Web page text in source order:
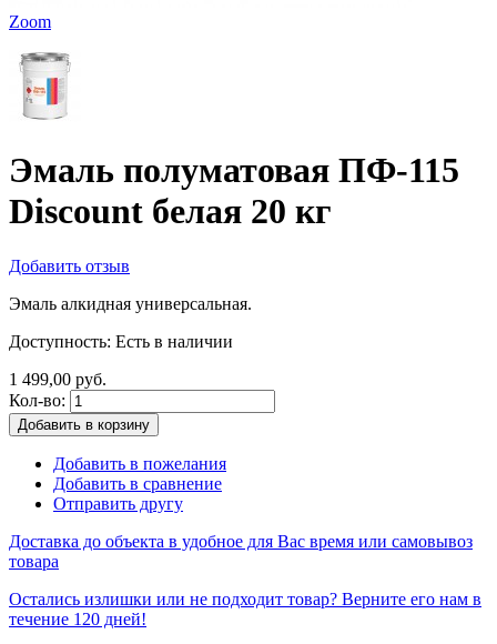
Zoom
Эмаль полуматовая ПФ-115
Discount белая 20 кг
Добавить отзыв
Эмаль алкидная универсальная.
Доступность: Есть в наличии
1 499,00 руб.
Кол-во:
Добавить в корзину
Добавить в пожелания
Добавить в сравнение
Отправить другу
Доставка до объекта в удобное для Вас время или самовывоз
товара
Остались излишки или не подходит товар? Верните его нам в
течение 120 дней!